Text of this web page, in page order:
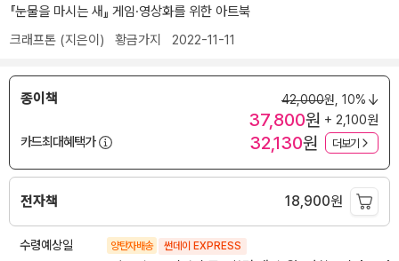
『눈물을 마시는 새』 게임·영상화를 위한 아트북
크래프톤 (지은이) 황금가지 2022-11-11
종이책 42,000원, 10%
37,800원 + 2,100원
카드최대혜택가
32,130원 더보기
전자책 18,900원
수령예상일 양탄자배송 썬데이 EXPRESS